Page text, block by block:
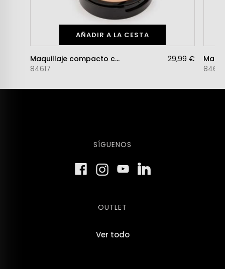
AÑADIR A LA CESTA
Maquillaje compacto crema T1
84617
29,99 €
84619
SÍGUENOS
OUTLET
Ver todo